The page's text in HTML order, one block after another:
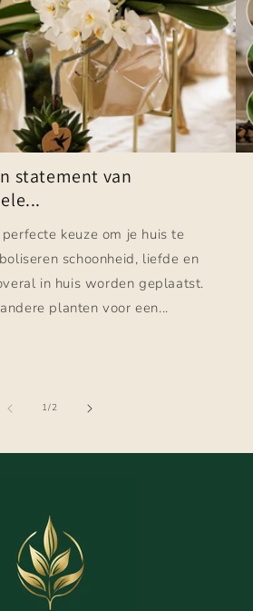
statement van
keuze om je huis te
schoonheid, liefde en
in huis worden geplaatst.
planten voor een...
1/van
2